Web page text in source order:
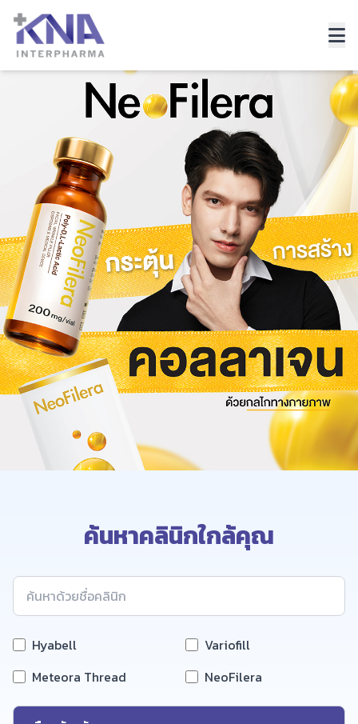
ค้นหาคลินิกใกล้คุณ
Hyabell
Variofill
Meteora Thread
NeoFilera